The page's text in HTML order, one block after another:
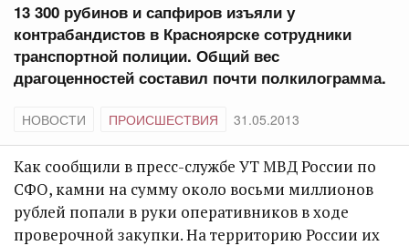
13 300 рубинов и сапфиров изъяли у
контрабандистов в Красноярске сотрудники
транспортной полиции. Общий вес
драгоценностей составил почти полкилограмма.
НОВОСТИ ПРОИСШЕСТВИЯ 31.05.2013
Как сообщили в пресс-службе УТ МВД России по
СФО, камни на сумму около восьми миллионов
рублей попали в руки оперативников в ходе
проверочной закупки. На территорию России их